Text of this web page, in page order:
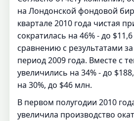
на Лондонской фондовой
квартале 2010 года чистая
сократилась на 46% - до
сравнению с результатами
период 2009 года. Вместе с
увеличились на 34% - до
на 30%, до $46 млн.
В первом полугодии 2010
увеличила производство